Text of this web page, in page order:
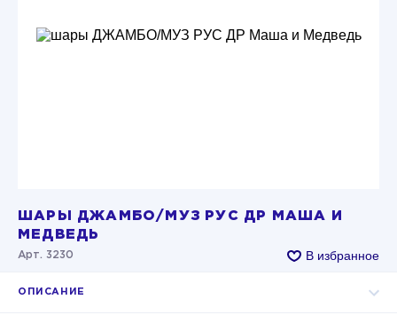
ШАРЫ ДЖАМБО/МУЗ РУС ДР МАША И
МЕДВЕДЬ
Арт. 3230 В избранное
ОПИСАНИЕ